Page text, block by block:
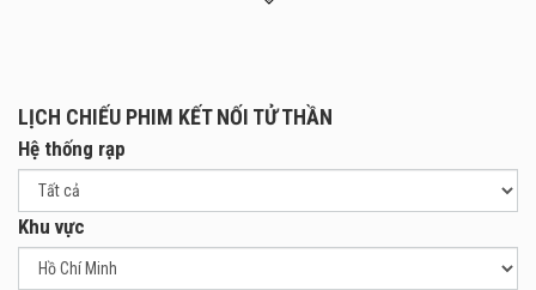
thẳm bên trong mình.
LỊCH CHIẾU PHIM KẾT NỐI TỬ THẦN
Hệ thống rạp
Khu vực